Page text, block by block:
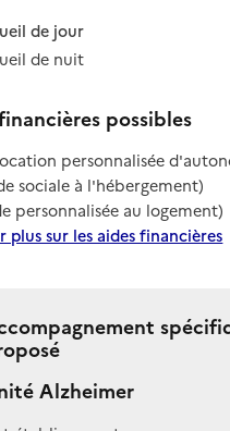
de jour
: disponible
de nuit
: non disponible
possibles
personnalisée
sociale à l'hébergement)
personnalisée au logement)
plus sur les aides financières
Alzheimer